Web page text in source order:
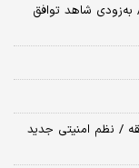
به‌زودی شاهد توافق
/ نظم امنیتی جدید